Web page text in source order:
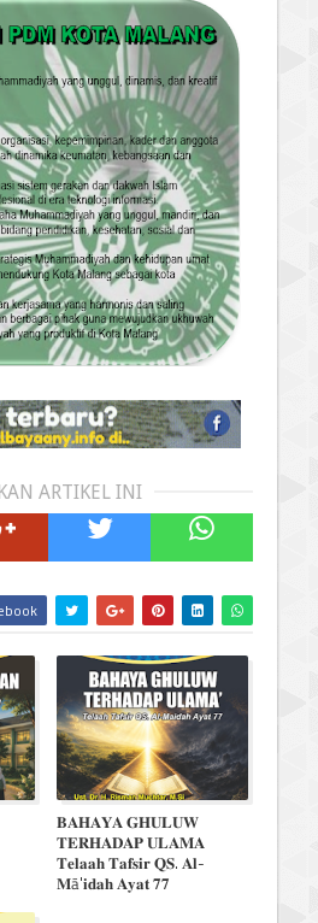
ARTIKEL INI
𝐁𝐀𝐇𝐀𝐘𝐀 𝐆𝐇𝐔𝐋𝐔𝐖
𝐓𝐄𝐑𝐇𝐀𝐃𝐀𝐏 𝐔𝐋𝐀𝐌𝐀
𝐓𝐞𝐥𝐚𝐚𝐡 𝐓𝐚𝐟𝐬𝐢𝐫 𝐐𝐒. 𝐀𝐥-
𝐌ā'𝐢𝐝𝐚𝐡 𝐀𝐲𝐚𝐭 𝟕𝟕